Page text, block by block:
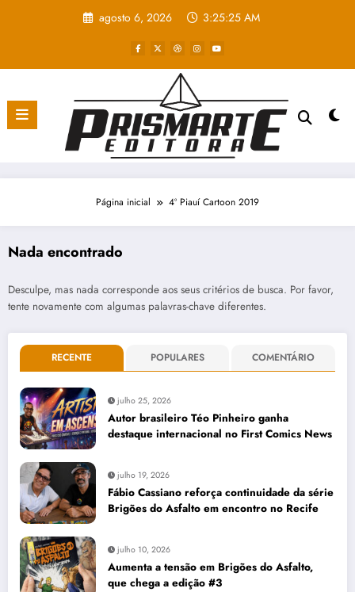
agosto 6, 2026 3:25:25 AM
Página inicial 4º Piauí Cartoon 2019
Nada encontrado
Desculpe, mas nada corresponde aos seus critérios de busca. Por favor,
tente novamente com algumas palavras-chave diferentes.
RECENTE POPULARES COMENTÁRIO
julho 25, 2026
Autor brasileiro Téo Pinheiro ganha
destaque internacional no First Comics News
julho 19, 2026
Fábio Cassiano reforça continuidade da série
Brigões do Asfalto em encontro no Recife
julho 10, 2026
Aumenta a tensão em Brigões do Asfalto,
que chega a edição #3